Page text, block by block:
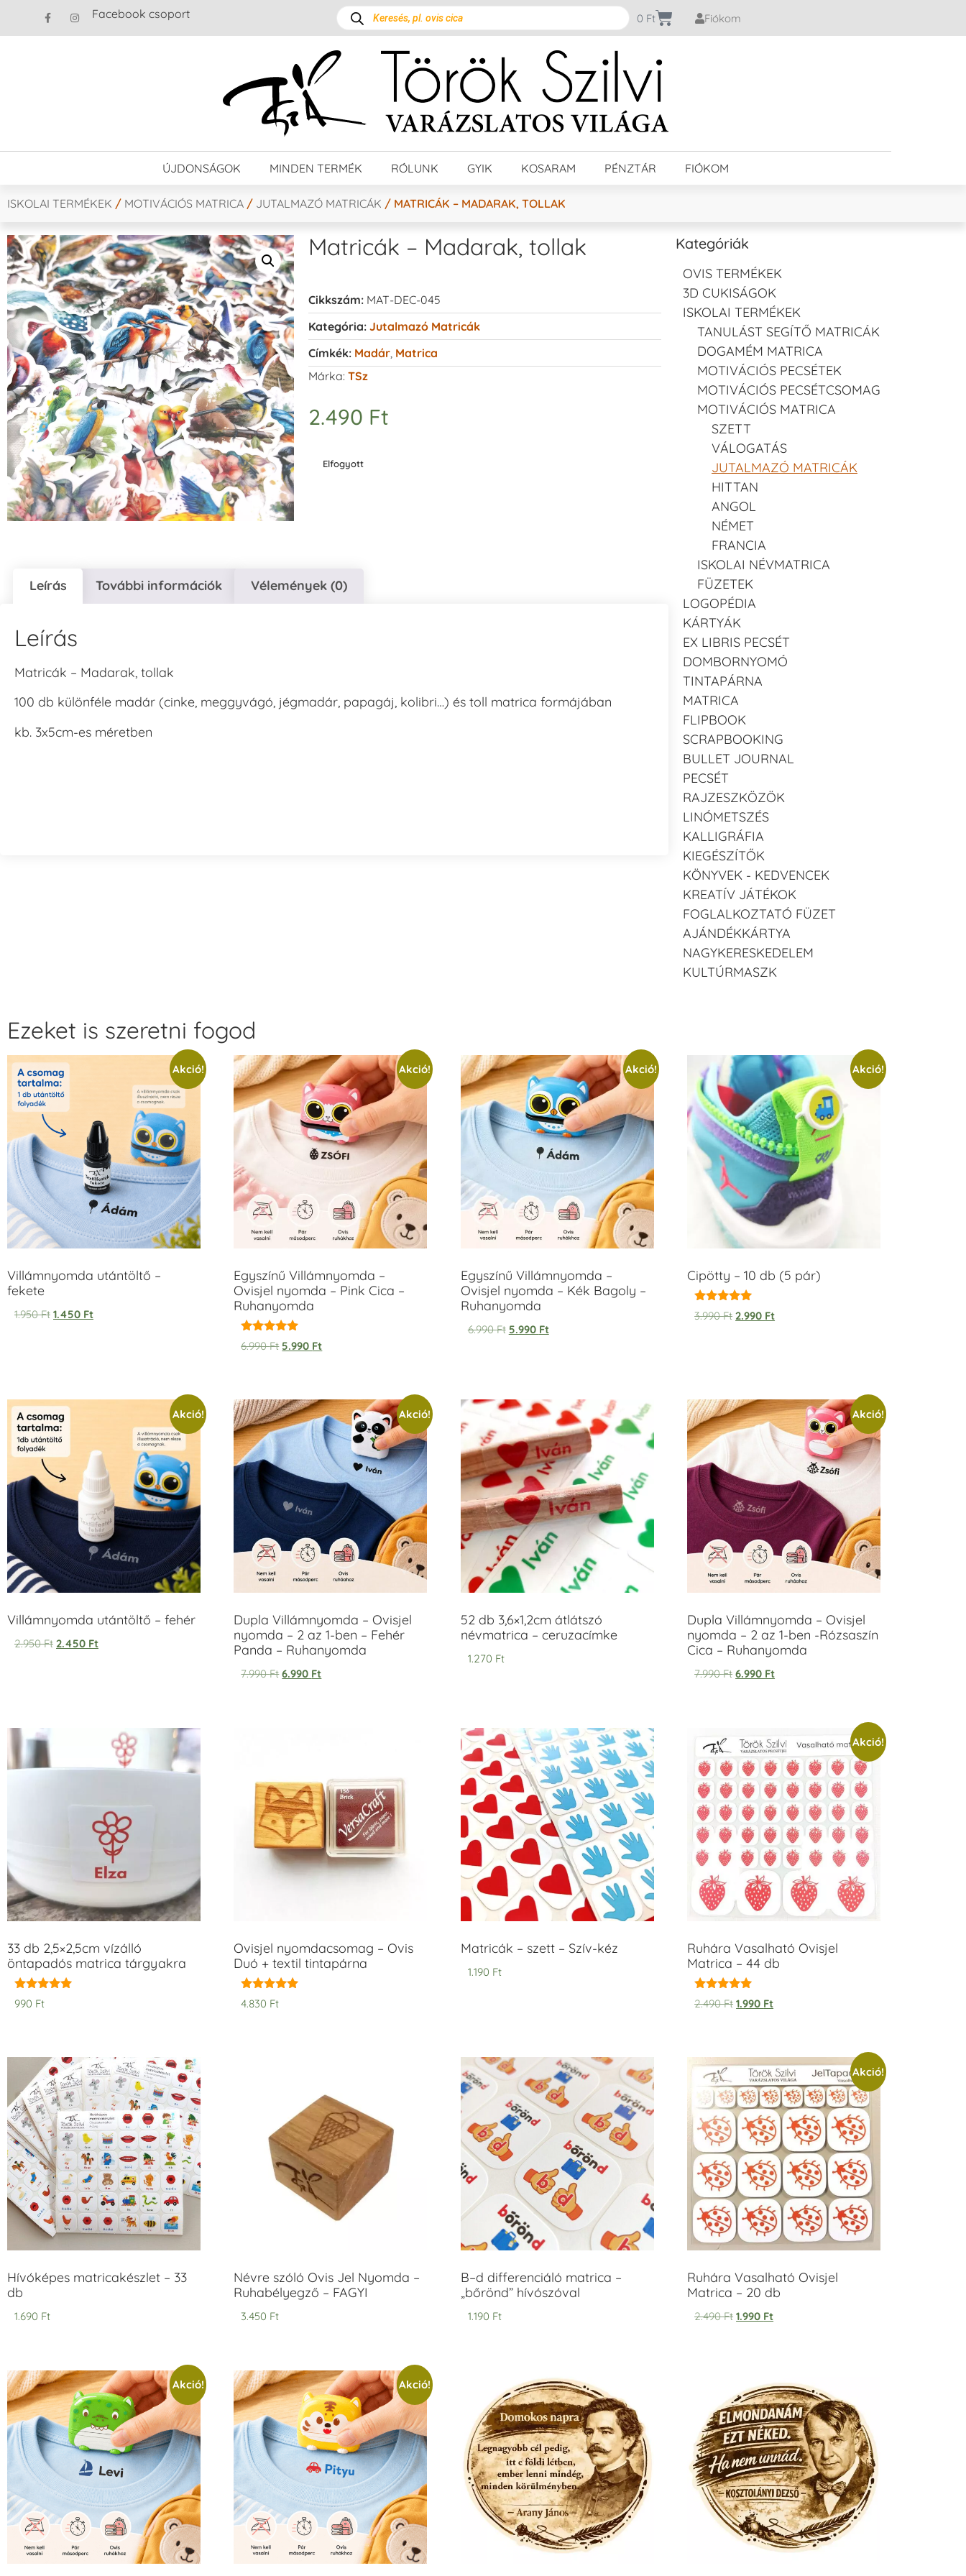
Facebook csoport 0 Ft Fiókom
ÚJDONSÁGOK MINDEN TERMÉK RÓLUNK GYIK KOSARAM PÉNZTÁR FIÓKOM
ISKOLAI TERMÉKEK / MOTIVÁCIÓS MATRICA / JUTALMAZÓ MATRICÁK / MATRICÁK – MADARAK, TOLLAK
Matricák – Madarak, tollak
Cikkszám: MAT-DEC-045
Kategória: Jutalmazó Matricák
Címkék: Madár, Matrica
Márka: TSz
2.490 Ft
Elfogyott
Leírás További információk Vélemények (0)
Leírás
Matricák – Madarak, tollak
100 db különféle madár (cinke, meggyvágó, jégmadár, papagáj, kolibri…) és toll matrica formájában
kb. 3x5cm-es méretben
Kategóriák
OVIS TERMÉKEK
3D CUKISÁGOK
ISKOLAI TERMÉKEK
TANULÁST SEGÍTŐ MATRICÁK
DOGAMÉM MATRICA
MOTIVÁCIÓS PECSÉTEK
MOTIVÁCIÓS PECSÉTCSOMAG
MOTIVÁCIÓS MATRICA
SZETT
VÁLOGATÁS
JUTALMAZÓ MATRICÁK
HITTAN
ANGOL
NÉMET
FRANCIA
ISKOLAI NÉVMATRICA
FÜZETEK
LOGOPÉDIA
KÁRTYÁK
EX LIBRIS PECSÉT
DOMBORNYOMÓ
TINTAPÁRNA
MATRICA
FLIPBOOK
SCRAPBOOKING
BULLET JOURNAL
PECSÉT
RAJZESZKÖZÖK
LINÓMETSZÉS
KALLIGRÁFIA
KIEGÉSZÍTŐK
KÖNYVEK - KEDVENCEK
KREATÍV JÁTÉKOK
FOGLALKOZTATÓ FÜZET
AJÁNDÉKKÁRTYA
NAGYKERESKEDELEM
KULTÚRMASZK
Ezeket is szeretni fogod
Akció!
Villámnyomda utántöltő –
fekete
1.950Ft 1.450 Ft
Akció!
Egyszínű Villámnyomda –
Ovisjel nyomda – Pink Cica –
Ruhanyomda
Értékelés:
5.00
6.990Ft 5.990 Ft
Akció!
Egyszínű Villámnyomda –
Ovisjel nyomda – Kék Bagoly –
Ruhanyomda
6.990Ft 5.990 Ft
Akció!
Cipötty – 10 db (5 pár)
Értékelés:
5.00
3.990Ft 2.990 Ft
Akció!
Villámnyomda utántöltő – fehér
2.950Ft 2.450 Ft
Akció!
Dupla Villámnyomda – Ovisjel
nyomda – 2 az 1-ben – Fehér
Panda – Ruhanyomda
7.990Ft 6.990 Ft
52 db 3,6×1,2cm átlátszó
névmatrica – ceruzacímke
1.270 Ft
Akció!
Dupla Villámnyomda – Ovisjel
nyomda – 2 az 1-ben -Rózsaszín
Cica – Ruhanyomda
7.990Ft 6.990 Ft
33 db 2,5×2,5cm vízálló
öntapadós matrica tárgyakra
Értékelés:
5.00
990 Ft
Ovisjel nyomdacsomag – Ovis
Duó + textil tintapárna
Értékelés:
5.00
4.830 Ft
Matricák – szett – Szív-kéz
1.190 Ft
Akció!
Ruhára Vasalható Ovisjel
Matrica – 44 db
Értékelés:
5.00
2.490Ft 1.990 Ft
Hívóképes matricakészlet – 33
db
1.690 Ft
Névre szóló Ovis Jel Nyomda –
Ruhabélyegző – FAGYI
3.450 Ft
B–d differenciáló matrica –
„bőrönd” hívószóval
1.190 Ft
Akció!
Ruhára Vasalható Ovisjel
Matrica – 20 db
2.490Ft 1.990 Ft
Akció! Akció!